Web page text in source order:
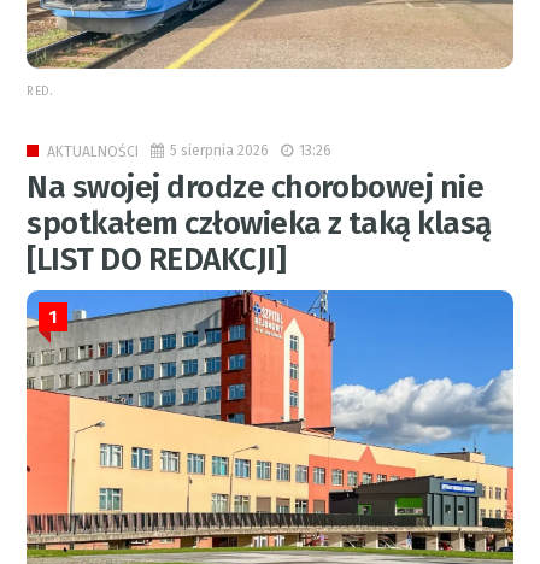
RED.
AKTUALNOŚCI 5 sierpnia 2026 13:26
Na swojej drodze chorobowej nie
spotkałem człowieka z taką klasą
[LIST DO REDAKCJI]
1